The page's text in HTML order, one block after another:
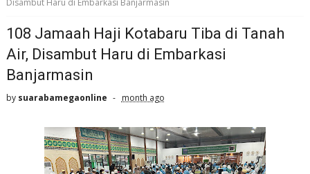
Disambut Haru di Embarkasi Banjarmasin
108 Jamaah Haji Kotabaru Tiba di Tanah
Air, Disambut Haru di Embarkasi
Banjarmasin
by suarabamegaonline month ago